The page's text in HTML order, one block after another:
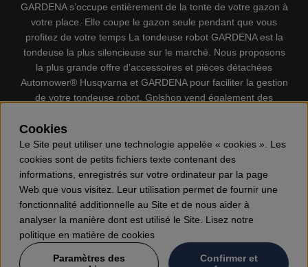
GARDENA s’occupe entièrement de la tonte de votre gazon à
votre place. Elle coupe le gazon seule pendant que vous
profitez de votre temps La tondeuse robot GARDENA est la
tondeuse la plus silencieuse sur le marché. Nous proposons
la plus grande offre d’accessoires et pièces détachées
Automower® Husqvarna et GARDENA pour faciliter la gestion
de votre tondeuse robot. Gplshop vend également des
individuel, Coupe-bordures, Débroussailleuses, Taille haies,
Motoculteurs, Souffleur, Souffleuses à neige, Nettoyeurs
haute pression, Aspirateur, Découpeuses, Haches, Outils
forestiers, Lubrifiants, Carburants, Jouets ETC.
Cookies
Le Site peut utiliser une technologie appelée « cookies ». Les
cookies sont de petits fichiers texte contenant des
informations, enregistrés sur votre ordinateur par la page
Web que vous visitez. Leur utilisation permet de fournir une
fonctionnalité additionnelle au Site et de nous aider à
analyser la manière dont est utilisé le Site. Lisez notre
politique en matière de cookies
Paramètres des
Confirmer et